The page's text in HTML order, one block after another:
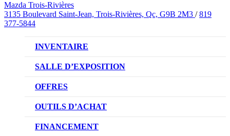
Mazda Trois-Rivières
3135 Boulevard Saint-Jean, Trois-Rivières, Qc, G9B 2M3 / 819
377-5844
INVENTAIRE
VÉHICULES NEUFS
VÉHICULES D’OCCASION
SALLE D’EXPOSITION
OFFRES
OFFRES DU CONCESSIONNAIRE
OUTILS D’ACHAT
CONFIGUREZ VOTRE VÉHICULE
FINANCEMENT